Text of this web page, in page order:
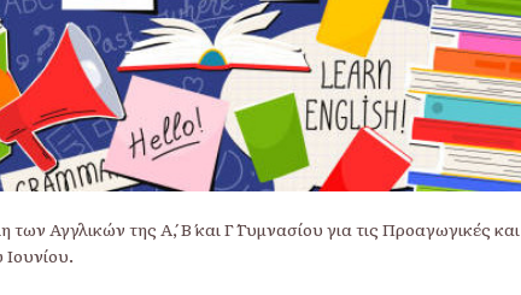
Αγγλικών της Α΄, Β΄ και Γ΄ Γυμνασίου για τις Προαγωγικές και